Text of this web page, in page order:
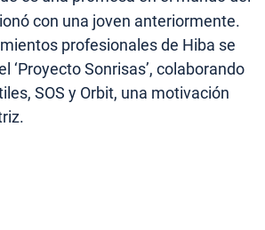
con una joven anteriormente.
profesionales de Hiba se
‘Proyecto Sonrisas’, colaborando
SOS y Orbit, una motivación